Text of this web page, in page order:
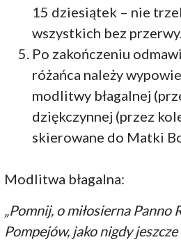
15 dziesiątek – nie
wszystkich bez przerwy.
Po zakończeniu
różańca należy
modlitwy błagalnej
dziękczynnej (przez
skierowane do Matki
Modlitwa błagalna:
„Pomnij, o miłosierna Panno
Pompejów, jako nigdy jeszcze